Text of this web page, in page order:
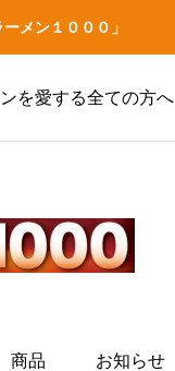
メン１０００」
を愛する全ての方へ
商品 お知らせ